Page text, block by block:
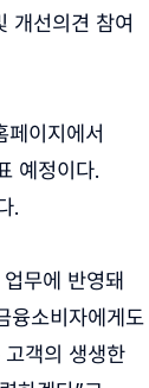
개선의견 참여
이지에서
예정이다.
.
무에 반영돼
융소비자에게도
객의 생생한